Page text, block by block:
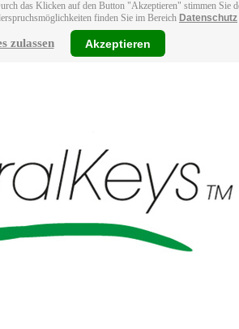
das Klicken auf den Button "Akzeptieren" stimmen Sie
finden Sie im Bereich Datenschutz
zulassen Akzeptieren